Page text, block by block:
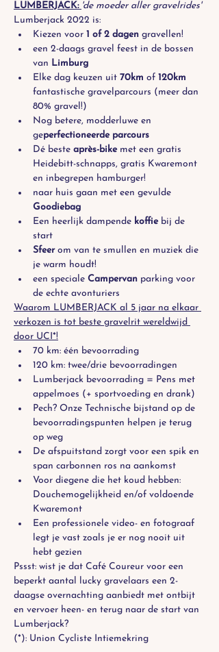
LUMBERJACK: 'de moeder aller gravelrides'
Lumberjack 2022 is:
Kiezen voor 1 of 2 dagen gravellen!
een 2-daags gravel feest in de bossen
van Limburg
Elke dag keuzen uit 70km of 120km
fantastische gravelparcours (meer dan
80% gravel!)
Nog betere, modderluwe en
geperfectioneerde parcours
Dé beste après-bike met een gratis
Heidebitt-schnapps, gratis Kwaremont
en inbegrepen hamburger!
naar huis gaan met een gevulde
Goodiebag
Een heerlijk dampende koffie bij de
start
Sfeer om van te smullen en muziek die
je warm houdt!
een speciale Campervan parking voor
de echte avonturiers
Waarom LUMBERJACK al 5 jaar na elkaar
verkozen is tot beste gravelrit wereldwijd
door UCI*!
70 km: één bevoorrading
120 km: twee/drie bevoorradingen
Lumberjack bevoorrading = Pens met
appelmoes (+ sportvoeding en drank)
Pech? Onze Technische bijstand op de
bevoorradingspunten helpen je terug
op weg
De afspuitstand zorgt voor een spik en
span carbonnen ros na aankomst
Voor diegene die het koud hebben:
Douchemogelijkheid en/of voldoende
Kwaremont
Een professionele video- en fotograaf
legt je vast zoals je er nog nooit uit
hebt gezien
Pssst: wist je dat Café Coureur voor een
beperkt aantal lucky gravelaars een 2-
daagse overnachting aanbiedt met ontbijt
en vervoer heen- en terug naar de start van
Lumberjack?
(*): Union Cycliste Intiemekring